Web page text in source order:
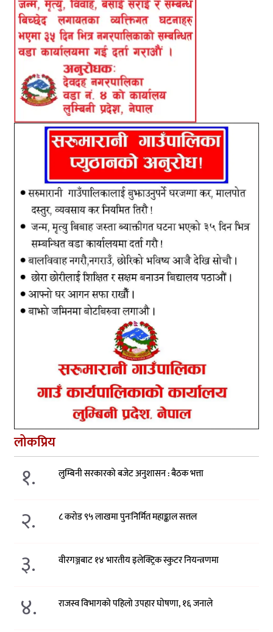
लोकप्रिय
१. लुम्बिनी सरकारको बजेट अनुशासन : बैठक भत्ता
२. ८ करोड ९५ लाखमा पुनःनिर्मित महाङ्काल सत्तल
३. वीरगञ्जबाट १४ भारतीय इलेक्ट्रिक स्कुटर नियन्त्रणमा
४. राजस्व विभागको पहिलो उपहार घोषणा, १६ जनाले